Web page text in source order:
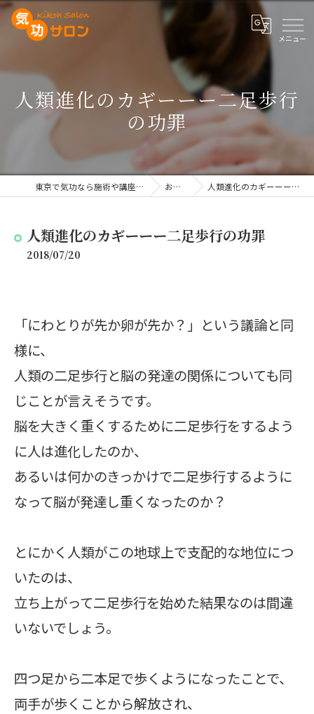
人類進化のカギーーー二足歩行
の功罪
東京で気功なら施術や講座を行う気功サロン お知らせ 人類進化のカギーーー二足歩行の功罪
人類進化のカギーーー二足歩行の功罪
2018/07/20
「にわとりが先か卵が先か？」という議論と同
様に、
人類の二足歩行と脳の発達の関係についても同
じことが言えそうです。
脳を大きく重くするために二足歩行をするよう
に人は進化したのか、
あるいは何かのきっかけで二足歩行するように
なって脳が発達し重くなったのか？
とにかく人類がこの地球上で支配的な地位につ
いたのは、
立ち上がって二足歩行を始めた結果なのは間違
いないでしょう。
四つ足から二本足で歩くようになったことで、
両手が歩くことから解放され、